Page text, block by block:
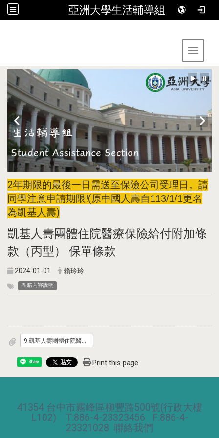
亞洲大學生活輔導組
Toggle
2年期限的最後一日需送至保險公司受理日。請
同學注意申請期限!(原中國人壽自113/1/1更名
為凱基人壽)
凱基人壽團體住院醫療保險給付附加條
款（丙型） 保單條款
2024-01-01 賴玲玲
理賠內容說明
Share Print this page
41354 台中市霧峰區柳豐路500號(行政大樓
L102) T:886-4-23323456 F:886-4-
23321028 聯絡我們